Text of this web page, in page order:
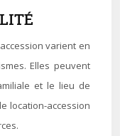
varient en
Elles peuvent
et le lieu de
location-accession